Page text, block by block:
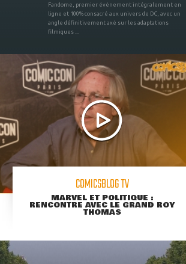
Fandome, premier évènement intégralement en
ligne et 100% consacré aux univers de DC, avec un
angle définitivement axé sur les adaptations
filmiques ...
COMICSBLOG TV
MARVEL ET POLITIQUE :
RENCONTRE AVEC LE GRAND ROY
THOMAS